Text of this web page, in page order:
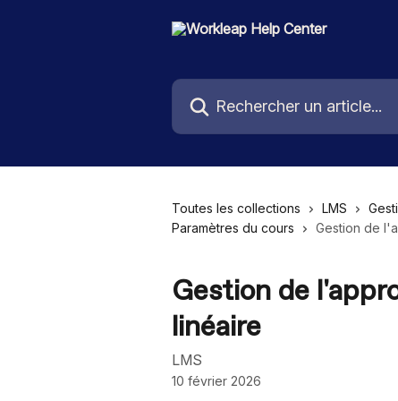
Rechercher un article...
Toutes les collections LMS
Paramètres du cours
Gestion de
Gestion de
linéaire
LMS
10 février 2026